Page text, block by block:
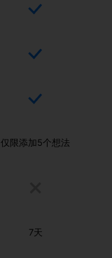
仅限添加5个想法
7天